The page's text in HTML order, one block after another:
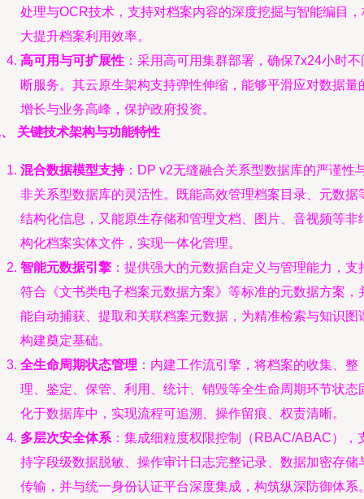
处理与OCR技术，支持对档案内容的深度挖掘与智能编目，
大提升档案利用效率。
高可用与可扩展性 ：采用高可用集群部署，确保7x24小时不
断服务。其云原生架构支持弹性伸缩，能够平滑应对数据量
增长与业务高峰，保护政府投资。
关键技术架构与功能特性
混合数据模型支持：DP v2无缝融合关系型数据库的严谨性
非关系型数据库的灵活性。既能高效管理档案目录、元数据
结构化信息，又能原生存储和管理文档、图片、音视频等非
构化档案实体文件，实现一体化管理。
智能元数据引擎 ：提供强大的元数据自定义与管理能力，支
符合《文书类电子档案元数据方案》等标准的元数据方案，
能自动捕获、提取和关联档案元数据，为精准检索与知识图
构建奠定基础。
全生命周期状态管理 ：内建工作流引擎，将档案的收集、整
理、鉴定、保管、利用、统计、销毁等全生命周期环节状态
化于数据库中，实现流程可追溯、操作留痕、权责清晰。
多层次安全体系 ：集成细粒度权限控制（RBAC/ABAC），
持字段级数据脱敏、操作审计日志完整记录、数据加密存储
传输，并与统一身份认证平台深度集成，构筑纵深防御体系